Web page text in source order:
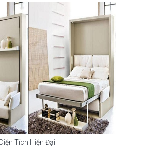
Tích Hiện Đại